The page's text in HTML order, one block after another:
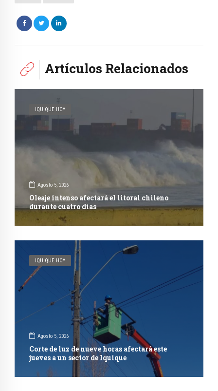
Artículos Relacionados
IQUIQUE HOY
Agosto 5, 2026
Oleaje intenso afectará el litoral chileno
durante cuatro días
IQUIQUE HOY
Agosto 5, 2026
Corte de luz de nueve horas afectará este
jueves a un sector de Iquique